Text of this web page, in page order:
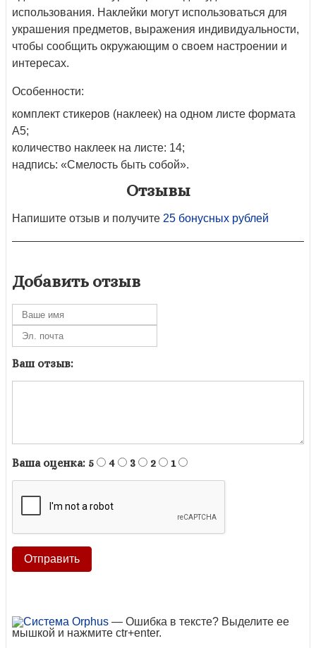
использования. Наклейки могут использоваться для
украшения предметов, выражения индивидуальности,
чтобы сообщить окружающим о своем настроении и
интересах.
Особенности:
комплект стикеров (наклеек) на одном листе формата
А5;
количество наклеек на листе: 14;
надпись: «Смелость быть собой».
Отзывы
Напишите отзыв и получите 25 бонусных рублей
Добавить отзыв
Ваш отзыв:
Ваша оценка: 5 4 3 2 1
— Ошибка в тексте? Выделите ее
мышкой и нажмите ctr+enter.